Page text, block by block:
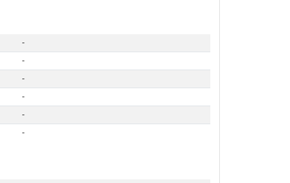
-
-
-
-
-
-